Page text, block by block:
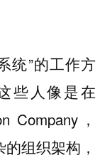
统”的工作方
些人像是在
Company，
组织架构，